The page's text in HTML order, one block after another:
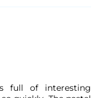
full of interesting